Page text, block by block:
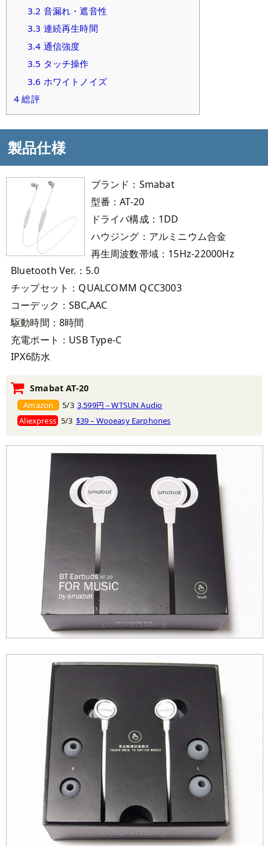
3.2 音漏れ・遮音性
3.3 連続再生時間
3.4 通信強度
3.5 タッチ操作
3.6 ホワイトノイズ
4 総評
製品仕様
ブランド：Smabat
型番：AT-20
ドライバ構成：1DD
ハウジング：アルミニウム合金
再生周波数帯域：15Hz-22000Hz
Bluetooth Ver.：5.0
チップセット：QUALCOMM QCC3003
コーデック：SBC,AAC
駆動時間：8時間
充電ポート：USB Type-C
IPX6防水
Smabat AT-20
Amazon 5/3 3,599円 – WTSUN Audio
Aliexpress 5/3 $39 – Wooeasy Earphones